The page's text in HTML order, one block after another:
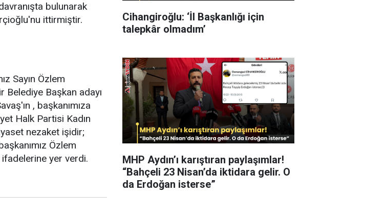
bulunarak
ittirmiştir.
Sayın Özlem
Belediye Başkan adayı
, başkanımıza
Halk Partisi Kadın
nezaket işidir;
Özlem
yer verdi.
Cihangiroğlu: ‘İl Başkanlığı için
talepkâr olmadım’
MHP Aydın’ı karıştıran paylaşımlar!
“Bahçeli 23 Nisan’da iktidara gelir. O
da Erdoğan isterse”